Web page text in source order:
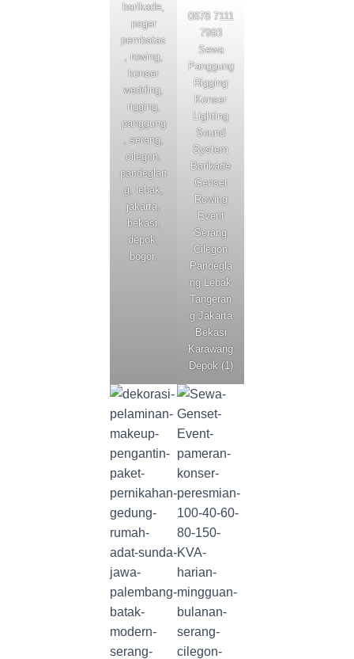
barikade,
pagar
pembatas
, rowing,
konser
wedding,
rigging,
panggung
, serang,
cilegon,
pandeglan
g, lebak,
jakarta,
bekasi,
depok,
bogor,
0878 7111
7993
Sewa
Panggung
Rigging
Konser
Lighting
Sound
System
Barikade
Genset
Rowing
Event
Serang
Cilegon
Pandegla
ng Lebak
Tangeran
g Jakarta
Bekasi
Karawang
Depok (1)